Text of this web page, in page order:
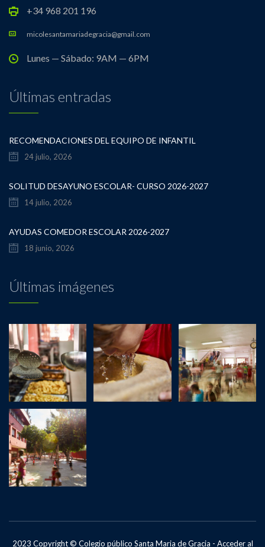
+34 968 201 196
micolesantamariadegracia@gmail.com
Lunes — Sábado: 9AM — 6PM
Últimas entradas
RECOMENDACIONES DEL EQUIPO DE INFANTIL
24 julio, 2026
SOLITUD DESAYUNO ESCOLAR- CURSO 2026-2027
14 julio, 2026
AYUDAS COMEDOR ESCOLAR 2026-2027
18 junio, 2026
Últimas imágenes
2023 Copyright © Colegio público Santa Maria de Gracia - Acceder al